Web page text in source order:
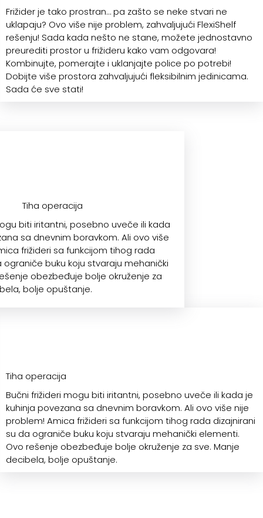
Frižider je tako prostran… pa zašto se neke stvari ne
uklapaju? Ovo više nije problem, zahvaljujući FlexiShelf
rešenju! Sada kada nešto ne stane, možete jednostavno
preurediti prostor u frižideru kako vam odgovara!
Kombinujte, pomerajte i uklanjajte police po potrebi!
Dobijte više prostora zahvaljujući fleksibilnim jedinicama.
Sada će sve stati!
Tiha operacija
biti iritantni, posebno uveče ili kada
sa dnevnim boravkom. Ali ovo više
frižideri sa funkcijom tihog rada
ograniče buku koju stvaraju mehanički
obezbeđuje bolje okruženje za
bolje opuštanje.
Tiha operacija
Bučni frižideri mogu biti iritantni, posebno uveče ili kada je
kuhinja povezana sa dnevnim boravkom. Ali ovo više nije
problem! Amica frižideri sa funkcijom tihog rada dizajnirani
su da ograniče buku koju stvaraju mehanički elementi.
Ovo rešenje obezbeđuje bolje okruženje za sve. Manje
decibela, bolje opuštanje.